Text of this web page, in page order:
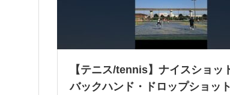
【テニス/tennis】ナイスショッ
バックハンド・ドロップショッ